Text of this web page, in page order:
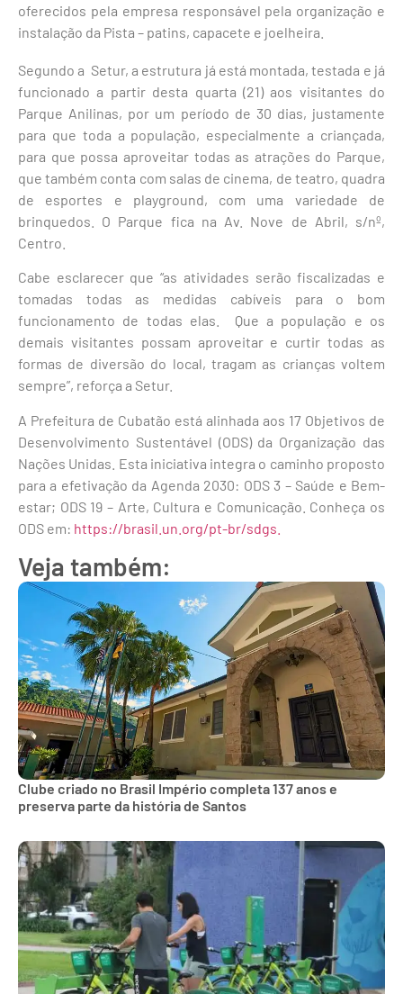
oferecidos pela empresa responsável pela organização e
instalação da Pista – patins, capacete e joelheira.
Segundo a Setur, a estrutura já está montada, testada e já
funcionado a partir desta quarta (21) aos visitantes do
Parque Anilinas, por um período de 30 dias, justamente
para que toda a população, especialmente a criançada,
para que possa aproveitar todas as atrações do Parque,
que também conta com salas de cinema, de teatro, quadra
de esportes e playground, com uma variedade de
brinquedos. O Parque fica na Av. Nove de Abril, s/nº,
Centro.
Cabe esclarecer que “as atividades serão fiscalizadas e
tomadas todas as medidas cabíveis para o bom
funcionamento de todas elas. Que a população e os
demais visitantes possam aproveitar e curtir todas as
formas de diversão do local, tragam as crianças voltem
sempre”, reforça a Setur.
A Prefeitura de Cubatão está alinhada aos 17 Objetivos de
Desenvolvimento Sustentável (ODS) da Organização das
Nações Unidas. Esta iniciativa integra o caminho proposto
para a efetivação da Agenda 2030: ODS 3 – Saúde e Bem-
estar; ODS 19 – Arte, Cultura e Comunicação. Conheça os
ODS em: https://brasil.un.org/pt-br/sdgs.
Veja também:
Clube criado no Brasil Império completa 137 anos e
preserva parte da história de Santos